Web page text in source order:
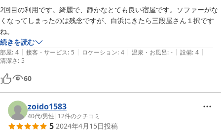
2回目の利用です。綺麗で、静かなとても良い宿屋です。ソファーがな
くなってしまったのは残念ですが、白浜にきたら三段屋さん１択です
ね。
続きを読む
部屋: 4 | 接客・サービス: 5 | ロケーション: 4 | 温泉・お風呂: - | 設備: 4 |
清潔さ: 5
60
zoido1583
40代/男性 | 12件のクチコミ
5 2024年4月15日投稿